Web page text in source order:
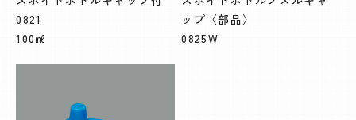
0821
100㎖
ップ〈部品〉
0825W